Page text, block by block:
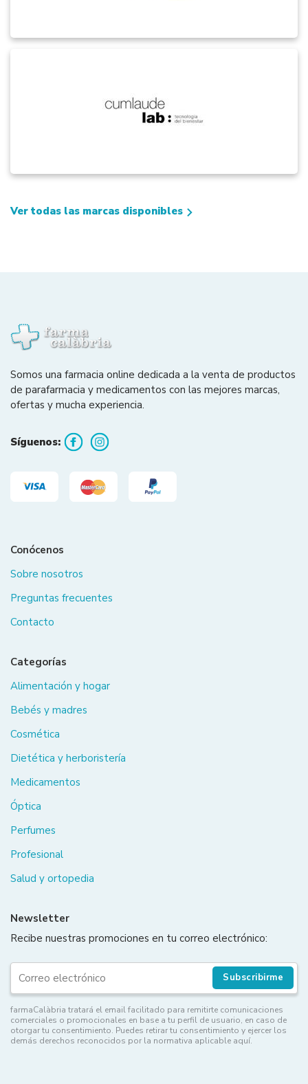
Ver todas las marcas disponibles
Somos una farmacia online dedicada a la venta de productos
de parafarmacia y medicamentos con las mejores marcas,
ofertas y mucha experiencia.
Síguenos:
Conócenos
Sobre nosotros
Preguntas frecuentes
Contacto
Categorías
Alimentación y hogar
Bebés y madres
Cosmética
Dietética y herboristería
Medicamentos
Óptica
Perfumes
Profesional
Salud y ortopedia
Newsletter
Recibe nuestras promociones en tu correo electrónico:
Subscribirme
farmaCalàbria tratará el email facilitado para remitirte comunicaciones
comerciales o promocionales en base a tu perfil de usuario, en caso de
otorgar tu consentimiento. Puedes retirar tu consentimiento y ejercer los
demás derechos reconocidos por la normativa aplicable aquí.